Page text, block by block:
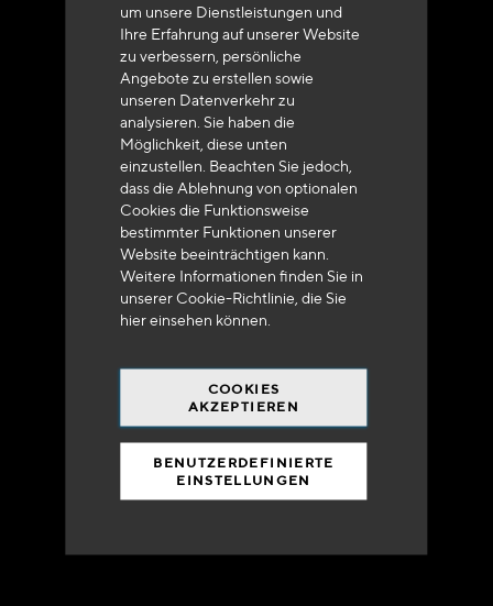
um unsere Dienstleistungen und
Ihre Erfahrung auf unserer Website
zu verbessern, persönliche
Angebote zu erstellen sowie
unseren Datenverkehr zu
analysieren. Sie haben die
Möglichkeit, diese unten
einzustellen. Beachten Sie jedoch,
dass die Ablehnung von optionalen
Cookies die Funktionsweise
bestimmter Funktionen unserer
Website beeinträchtigen kann.
Weitere Informationen finden Sie in
unserer Cookie-Richtlinie, die Sie
hiereinsehen können.
COOKIES
AKZEPTIEREN
BENUTZERDEFINIERTE
EINSTELLUNGEN
Lieferung innerhalb von 48 bis 72 Stunden in
Metropolitan-Frankreich
Versandkostenfrei
bei 250 Euros*
90% des Katalogs
in Verfügbarkeit